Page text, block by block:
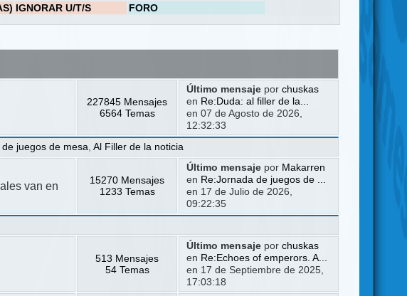
IGNORAR U/T/S FORO
227845 Mensajes
6564 Temas
Último mensajepor chuskas
en Re:Duda: al filler de la...
en 07 de Agosto de 2026,
12:32:33
juegos de mesa ,Al Filler de la noticia
van en
15270 Mensajes
1233 Temas
Último mensajepor Makarren
en Re:Jornada de juegos de ...
en 17 de Julio de 2026,
09:22:35
513 Mensajes
54 Temas
Último mensajepor chuskas
en Re:Echoes of emperors. A...
en 17 de Septiembre de 2025,
17:03:18